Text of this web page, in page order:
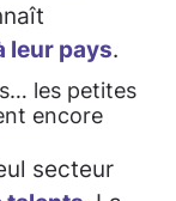
leur pays.
les petites
encore
secteur